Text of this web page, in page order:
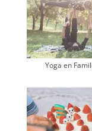
Yoga en